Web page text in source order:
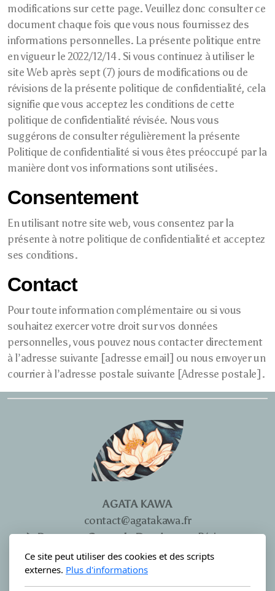
modifications sur cette page. Veuillez donc consulter ce
document chaque fois que vous nous fournissez des
informations personnelles. La présente politique entre
en vigueur le 2022/12/14. Si vous continuez à utiliser le
site Web après sept (7) jours de modifications ou de
révisions de la présente politique de confidentialité, cela
signifie que vous acceptez les conditions de cette
politique de confidentialité révisée. Nous vous
suggérons de consulter régulièrement la présente
Politique de confidentialité si vous êtes préoccupé par la
manière dont vos informations sont utilisées.
Consentement
En utilisant notre site web, vous consentez par la
présente à notre politique de confidentialité et acceptez
ses conditions.
Contact
Pour toute information complémentaire ou si vous
souhaitez exercer votre droit sur vos données
personnelles, vous pouvez nous contacter directement
à l’adresse suivante [adresse email] ou nous envoyer un
courrier à l’adresse postale suivante [Adresse postale].
AGATA KAWA
contact@agatakawa.fr
▶️Pour mes Cours de Dessinssur Périgueux,
passerabsolumentvia le FORMULAIRE de CONTACT
Merci.
Ce site peut utiliser des cookies et des scripts
externes. Plus d'informations